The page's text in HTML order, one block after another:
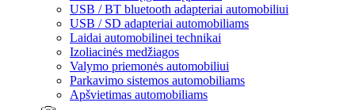
USB / BT bluetooth adapteriai automobiliui
USB / SD adapteriai automobiliams
Laidai automobilinei technikai
Izoliacinės medžiagos
Valymo priemonės automobiliui
Parkavimo sistemos automobiliams
Apšvietimas automobiliams